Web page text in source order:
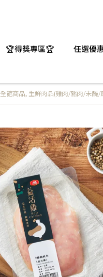
🏆得獎專區🏆 任選優
全館商品, 生鮮肉品(雞肉/豬肉/未醃/